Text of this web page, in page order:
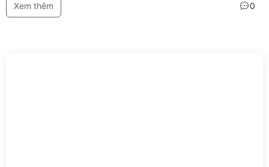
Xem thêm 0